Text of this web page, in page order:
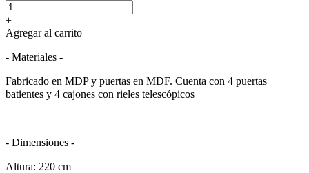
+
Agregar al carrito
- Materiales -
Fabricado en MDP y puertas en MDF. Cuenta con 4 puertas
batientes y 4 cajones con rieles telescópicos
- Dimensiones -
Altura: 220 cm